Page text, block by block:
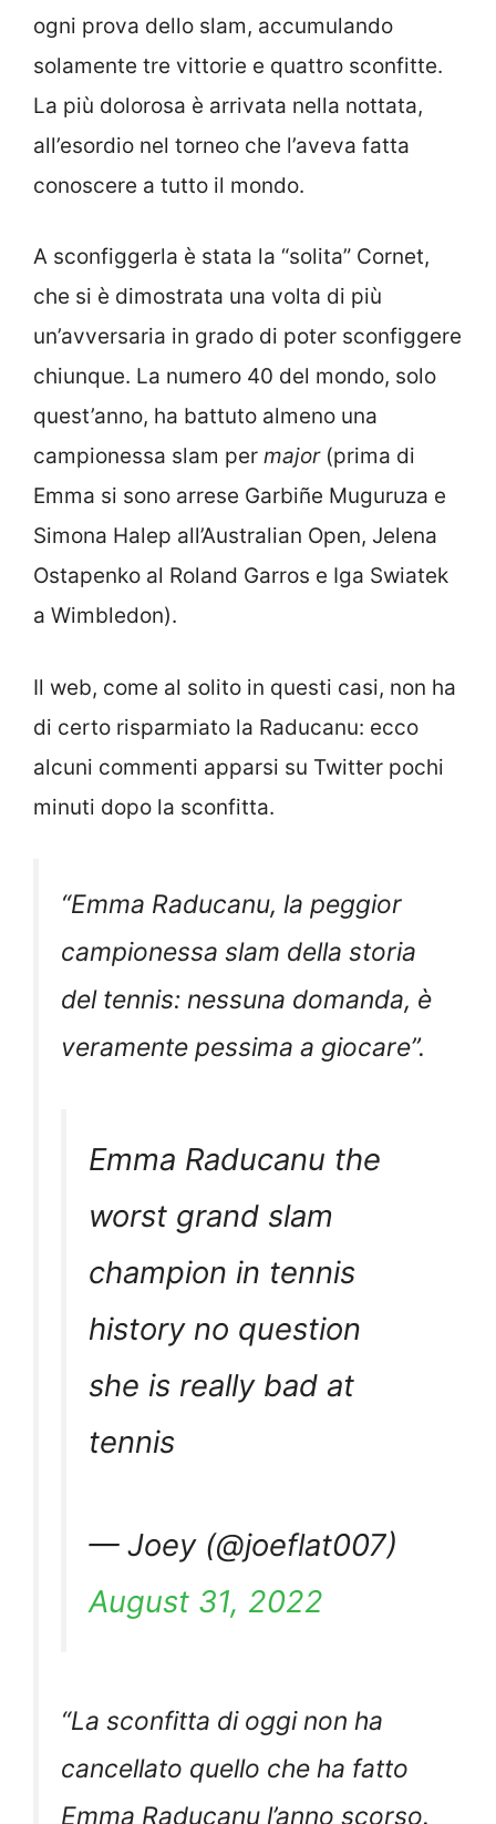
ogni prova dello slam, accumulando
solamente tre vittorie e quattro sconfitte.
La più dolorosa è arrivata nella nottata,
all’esordio nel torneo che l’aveva fatta
conoscere a tutto il mondo.
A sconfiggerla è stata la “solita” Cornet,
che si è dimostrata una volta di più
un’avversaria in grado di poter sconfiggere
chiunque. La numero 40 del mondo, solo
quest’anno, ha battuto almeno una
campionessa slam per major(prima di
Emma si sono arrese Garbiñe Muguruza e
Simona Halep all’Australian Open, Jelena
Ostapenko al Roland Garros e Iga Swiatek
a Wimbledon).
Il web, come al solito in questi casi, non ha
di certo risparmiato la Raducanu: ecco
alcuni commenti apparsi su Twitter pochi
minuti dopo la sconfitta.
“Emma Raducanu, la peggior
campionessa slam della storia
del tennis: nessuna domanda, è
veramente pessima a giocare”.
Emma Raducanu the
worst grand slam
champion in tennis
history no question
she is really bad at
tennis
— Joey (@joeflat007)
August 31, 2022
“La sconfitta di oggi non ha
cancellato quello che ha fatto
Emma Raducanu l’anno scorso.